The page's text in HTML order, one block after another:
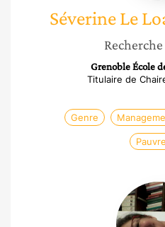
SéverineLe
Recherche
Grenoble École
Titulaire de
Genre